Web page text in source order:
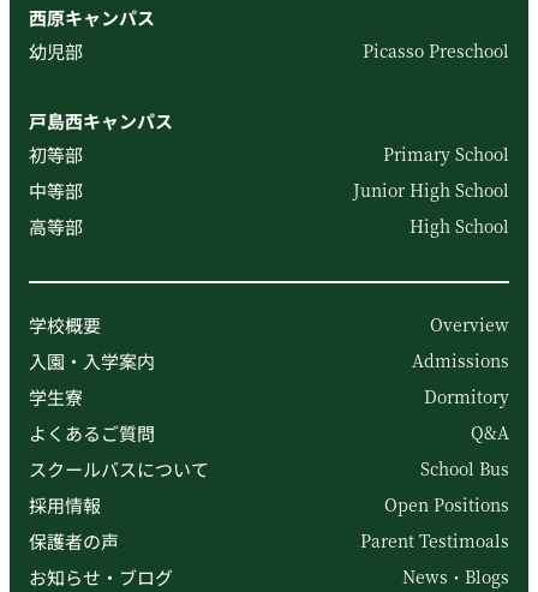
西原キャンパス
幼児部
Picasso Preschool
戸島西キャンパス
初等部
Primary School
中等部 Junior High School
高等部 High School
学校概要 Overview
入園・入学案内 Admissions
学生寮 Dormitory
よくあるご質問 Q&A
スクールバスについて School Bus
採用情報 Open Positions
保護者の声 Parent Testimoals
お知らせ・ブログ News・Blogs